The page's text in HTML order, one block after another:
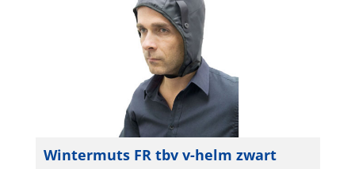
Wintermuts FR tbv v-helm zwart